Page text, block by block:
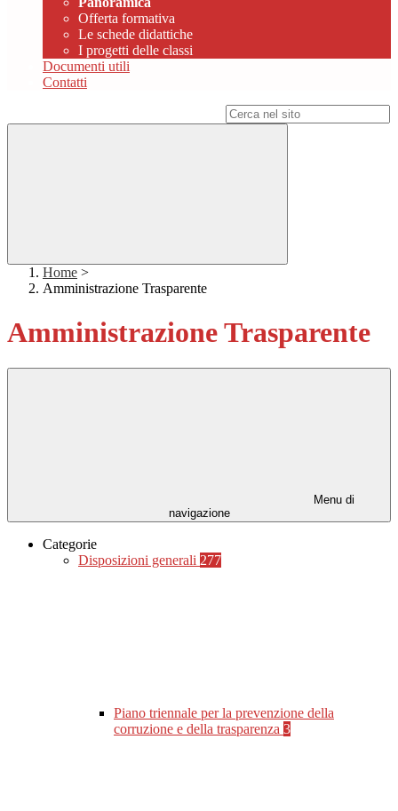
Offerta formativa
Le schede didattiche
I progetti delle classi
Documenti utili
Contatti
Home >
Amministrazione Trasparente
Amministrazione Trasparente
Menu di
navigazione
Categorie
Disposizioni generali 277
Piano triennale per la prevenzione della
corruzione e della trasparenza 3